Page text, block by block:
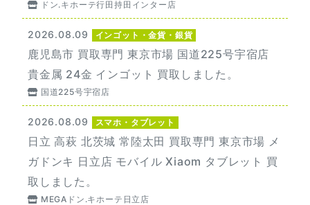
ドン.キホーテ行田持田インター店
2026.08.09 インゴット・金貨・銀貨
鹿児島市 買取専門 東京市場 国道225号宇宿店
貴金属 24金 インゴット 買取しました。
国道225号宇宿店
2026.08.09 スマホ・タブレット
日立 高萩 北茨城 常陸太田 買取専門 東京市場 メ
ガドンキ 日立店 モバイル Xiaom タブレット 買
取しました。
MEGAドン.キホーテ日立店